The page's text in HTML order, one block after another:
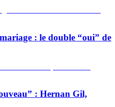
: le double “oui” de
: Hernan Gil,